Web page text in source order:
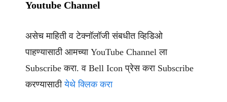
Youtube Channel
असेच माहिती व टेक्नॉलॉजी संबधीत व्हिडिओ
पाहण्यासाठी आमच्या YouTube Channel ला
Subscribe करा. व Bell Icon प्रेस करा Subscribe
करण्यासाठीयेथे क्लिक करा